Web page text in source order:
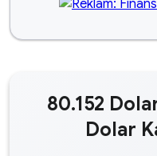
80.152
Dolar